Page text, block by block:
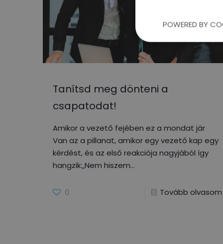
Tanítsd meg dönteni a
csapatodat!
Amikor a vezető fejében ez a mondat jár
Van az a pillanat, amikor egy vezető kap egy
kérdést, és az első reakciója nagyjából így
hangzik:„Nem hiszem
0 Tovább olvasom
POWERED BY